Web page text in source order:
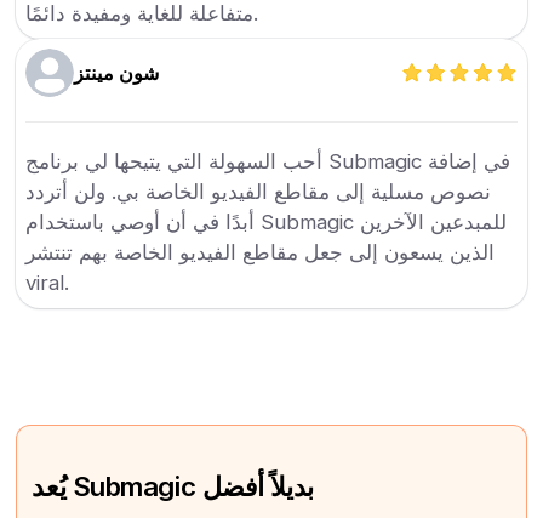
متفاعلة للغاية ومفيدة دائمًا.
شون مينتز
أحب السهولة التي يتيحها لي برنامج Submagic في إضافة
نصوص مسلية إلى مقاطع الفيديو الخاصة بي. ولن أتردد
أبدًا في أن أوصي باستخدام Submagic للمبدعين الآخرين
الذين يسعون إلى جعل مقاطع الفيديو الخاصة بهم تنتشر
viral.
يُعد Submagic بديلاً أفضل